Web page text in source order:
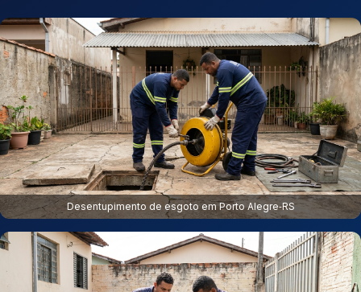
Desentupimento de esgoto em Porto Alegre‑RS